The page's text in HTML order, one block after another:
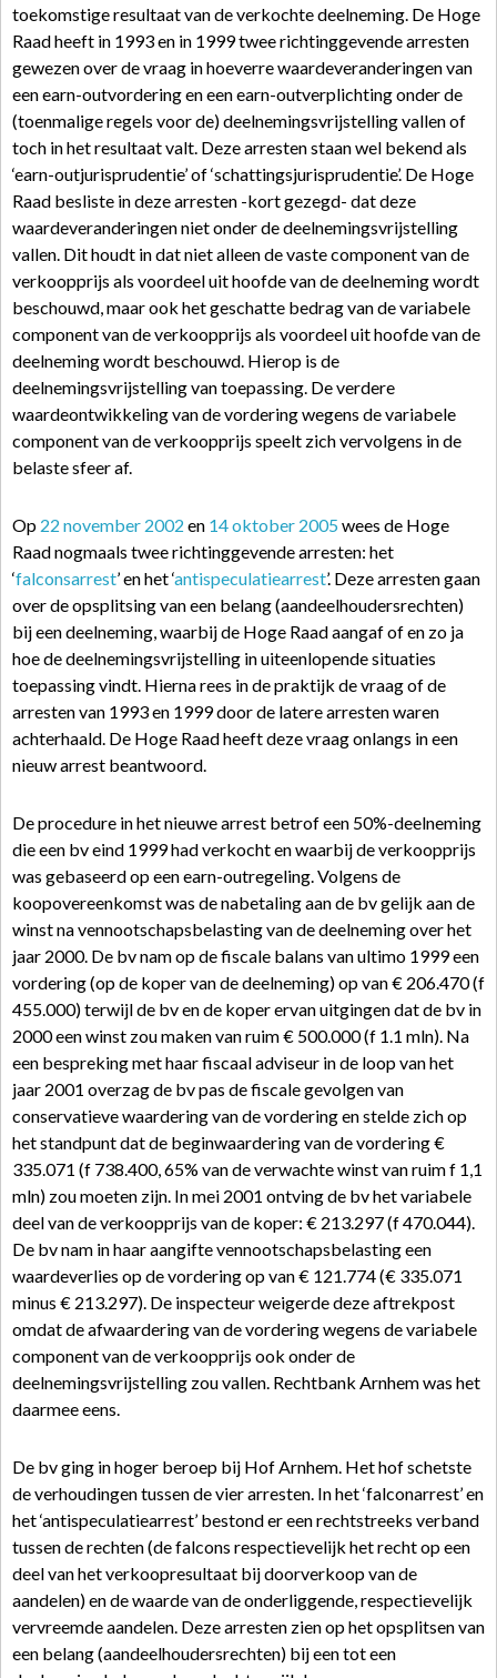
toekomstige resultaat van de verkochte deelneming. De Hoge
Raad heeft in 1993 en in 1999 twee richtinggevende arresten
gewezen over de vraag in hoeverre waardeveranderingen van
een earn-outvordering en een earn-outverplichting onder de
(toenmalige regels voor de) deelnemingsvrijstelling vallen of
toch in het resultaat valt. Deze arresten staan wel bekend als
‘earn-outjurisprudentie’ of ‘schattingsjurisprudentie’. De Hoge
Raad besliste in deze arresten -kort gezegd- dat deze
waardeveranderingen niet onder de deelnemingsvrijstelling
vallen. Dit houdt in dat niet alleen de vaste component van de
verkoopprijs als voordeel uit hoofde van de deelneming wordt
beschouwd, maar ook het geschatte bedrag van de variabele
component van de verkoopprijs als voordeel uit hoofde van de
deelneming wordt beschouwd. Hierop is de
deelnemingsvrijstelling van toepassing. De verdere
waardeontwikkeling van de vordering wegens de variabele
component van de verkoopprijs speelt zich vervolgens in de
belaste sfeer af.
Op 22 november 2002 en 14 oktober 2005wees de Hoge
Raad nogmaals twee richtinggevende arresten: het
‘falconsarrest’ en het ‘antispeculatiearrest’. Deze arresten gaan
over de opsplitsing van een belang (aandeelhoudersrechten)
bij een deelneming, waarbij de Hoge Raad aangaf of en zo ja
hoe de deelnemingsvrijstelling in uiteenlopende situaties
toepassing vindt. Hierna rees in de praktijk de vraag of de
arresten van 1993 en 1999 door de latere arresten waren
achterhaald. De Hoge Raad heeft deze vraag onlangs in een
nieuw arrest beantwoord.
De procedure in het nieuwe arrest betrof een 50%-deelneming
die een bv eind 1999 had verkocht en waarbij de verkoopprijs
was gebaseerd op een earn-outregeling. Volgens de
koopovereenkomst was de nabetaling aan de bv gelijk aan de
winst na vennootschapsbelasting van de deelneming over het
jaar 2000. De bv nam op de fiscale balans van ultimo 1999 een
vordering (op de koper van de deelneming) op van € 206.470 (f
455.000) terwijl de bv en de koper ervan uitgingen dat de bv in
2000 een winst zou maken van ruim € 500.000 (f 1.1 mln). Na
een bespreking met haar fiscaal adviseur in de loop van het
jaar 2001 overzag de bv pas de fiscale gevolgen van
conservatieve waardering van de vordering en stelde zich op
het standpunt dat de beginwaardering van de vordering €
335.071 (f 738.400, 65% van de verwachte winst van ruim f 1,1
mln) zou moeten zijn. In mei 2001 ontving de bv het variabele
deel van de verkoopprijs van de koper: € 213.297 (f 470.044).
De bv nam in haar aangifte vennootschapsbelasting een
waardeverlies op de vordering op van € 121.774 (€ 335.071
minus € 213.297). De inspecteur weigerde deze aftrekpost
omdat de afwaardering van de vordering wegens de variabele
component van de verkoopprijs ook onder de
deelnemingsvrijstelling zou vallen. Rechtbank Arnhem was het
daarmee eens.
De bv ging in hoger beroep bij Hof Arnhem. Het hof schetste
de verhoudingen tussen de vier arresten. In het ‘falconarrest’ en
het ‘antispeculatiearrest’ bestond er een rechtstreeks verband
tussen de rechten (de falcons respectievelijk het recht op een
deel van het verkoopresultaat bij doorverkoop van de
aandelen) en de waarde van de onderliggende, respectievelijk
vervreemde aandelen. Deze arresten zien op het opsplitsen van
een belang (aandeelhoudersrechten) bij een tot een